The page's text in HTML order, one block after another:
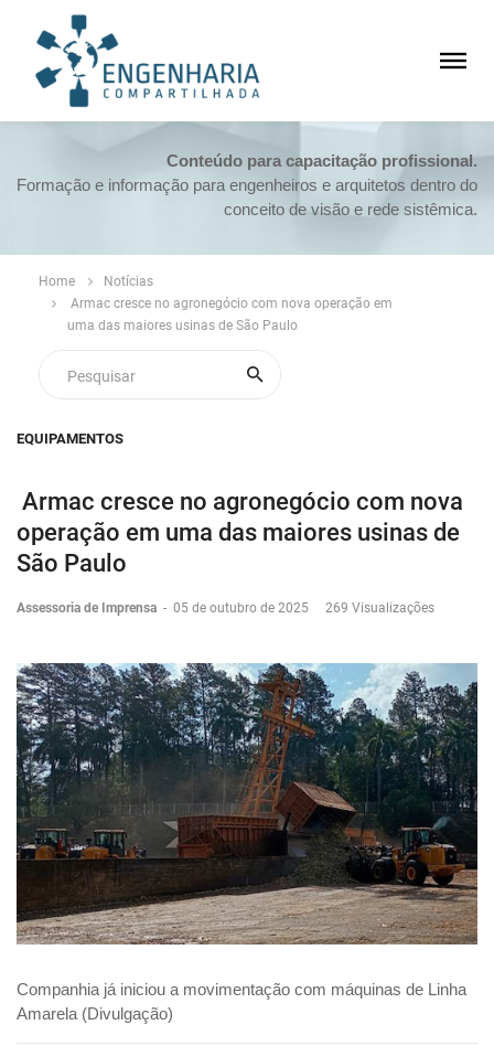
Conteúdo para capacitação profissional.
Formação e informação para engenheiros e arquitetos dentro do
conceito de visão e rede sistêmica.
Home
Notícias
Armac cresce no agronegócio com nova operação em
uma das maiores usinas de São Paulo
EQUIPAMENTOS
Armac cresce no agronegócio com nova
operação em uma das maiores usinas de
São Paulo
Assessoria de Imprensa - 05 de outubro de 2025 269 Visualizações
Companhia já iniciou a movimentação com máquinas de Linha
Amarela (Divulgação)